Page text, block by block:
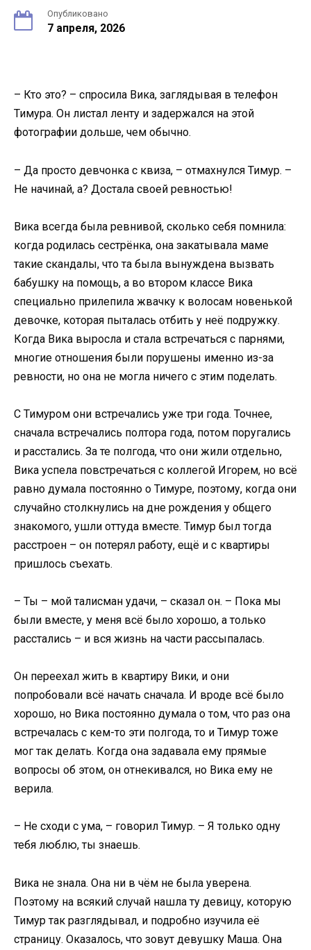
Опубликовано
7 апреля, 2026
– Кто это? – спросила Вика, заглядывая в телефон
Тимура. Он листал ленту и задержался на этой
фотографии дольше, чем обычно.
– Да просто девчонка с квиза, – отмахнулся Тимур. –
Не начинай, а? Достала своей ревностью!
Вика всегда была ревнивой, сколько себя помнила:
когда родилась сестрёнка, она закатывала маме
такие скандалы, что та была вынуждена вызвать
бабушку на помощь, а во втором классе Вика
специально прилепила жвачку к волосам новенькой
девочке, которая пыталась отбить у неё подружку.
Когда Вика выросла и стала встречаться с парнями,
многие отношения были порушены именно из-за
ревности, но она не могла ничего с этим поделать.
С Тимуром они встречались уже три года. Точнее,
сначала встречались полтора года, потом поругались
и расстались. За те полгода, что они жили отдельно,
Вика успела повстречаться с коллегой Игорем, но всё
равно думала постоянно о Тимуре, поэтому, когда они
случайно столкнулись на дне рождения у общего
знакомого, ушли оттуда вместе. Тимур был тогда
расстроен – он потерял работу, ещё и с квартиры
пришлось съехать.
– Ты – мой талисман удачи, – сказал он. – Пока мы
были вместе, у меня всё было хорошо, а только
расстались – и вся жизнь на части рассыпалась.
Он переехал жить в квартиру Вики, и они
попробовали всё начать сначала. И вроде всё было
хорошо, но Вика постоянно думала о том, что раз она
встречалась с кем-то эти полгода, то и Тимур тоже
мог так делать. Когда она задавала ему прямые
вопросы об этом, он отнекивался, но Вика ему не
верила.
– Не сходи с ума, – говорил Тимур. – Я только одну
тебя люблю, ты знаешь.
Вика не знала. Она ни в чём не была уверена.
Поэтому на всякий случай нашла ту девицу, которую
Тимур так разглядывал, и подробно изучила её
страницу. Оказалось, что зовут девушку Маша. Она